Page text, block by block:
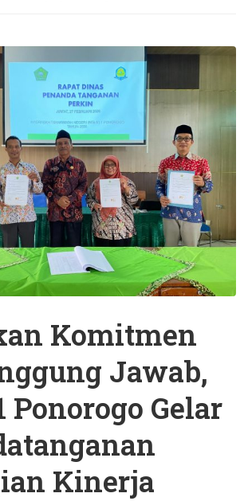
Komitmen
Jawab,
Ponorogo Gelar
Kinerja